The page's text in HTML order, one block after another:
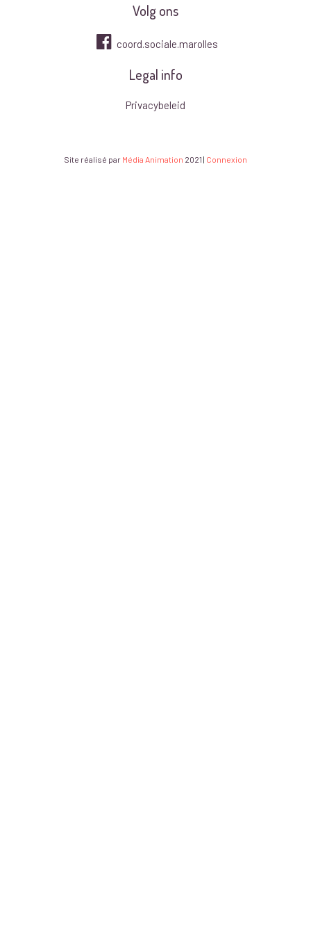
Volg ons
coord.sociale.marolles
Legal info
Privacybeleid
Site réalisé par Média Animation 2021 | Connexion